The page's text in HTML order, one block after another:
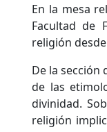
En la mesa
Facultad de
religión
De la sección
de las
divinidad.
religión